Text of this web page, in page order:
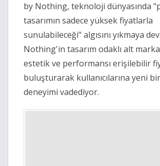
by Nothing, teknoloji dünyasında
tasarımın sadece yüksek fiyatlarla
sunulabileceği" algısını yıkmaya
Nothing'in tasarım odaklı alt
estetik ve performansı erişilebilir
buluşturarak kullanıcılarına yeni
deneyimi vadediyor.